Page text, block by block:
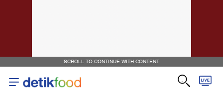
SCROLL TO CONTINUE WITH CONTENT